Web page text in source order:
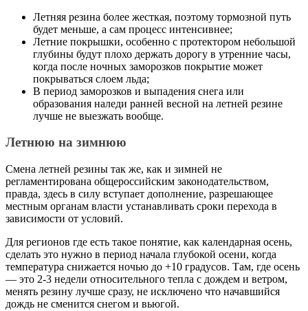
Летняя резина более жесткая, поэтому тормозной путь
будет меньше, а сам процесс интенсивнее;
Летние покрышки, особенно с протектором небольшой
глубины будут плохо держать дорогу в утренние часы,
когда после ночных заморозков покрытие может
покрываться слоем льда;
В период заморозков и выпадения снега или
образования наледи ранней весной на летней резине
лучше не выезжать вообще.
Летнюю на зимнюю
Смена летней резины так же, как и зимней не
регламентирована общероссийским законодательством,
правда, здесь в силу вступает дополнение, разрешающее
местным органам власти устанавливать сроки перехода в
зависимости от условий.
Для регионов где есть такое понятие, как календарная осень,
сделать это нужно в период начала глубокой осени, когда
температура снижается ночью до +10 градусов. Там, где осень
— это 2-3 недели относительного тепла с дождем и ветром,
менять резину лучше сразу, не исключено что начавшийся
дождь не сменится снегом и вьюгой.